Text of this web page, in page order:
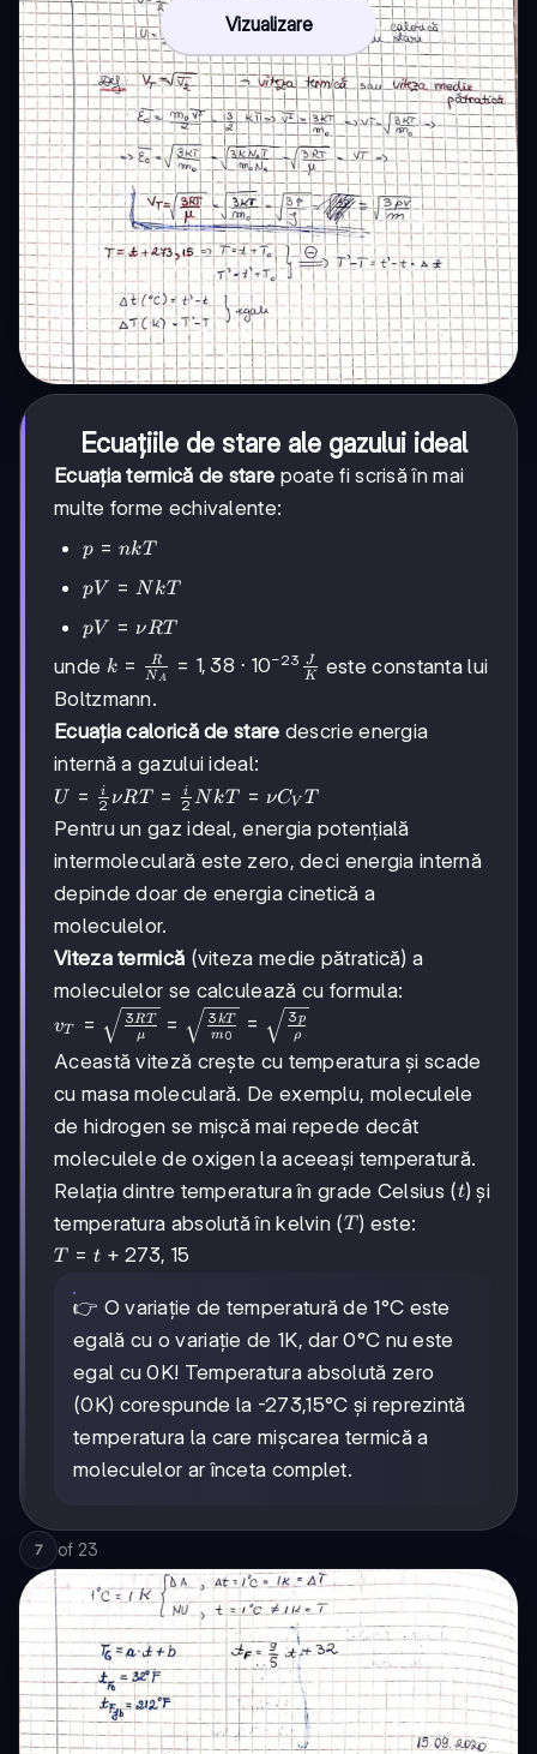
Vizualizare
Ecuațiile de stare ale gazului ideal
Ecuația termică de stare poate fi scrisă în mai
multe forme echivalente:
p =
p = nkT
pV
NkT
pV = N kT
pV
\nu
RT
pV = νRT
unde k =
\frac{R}
{N_A} =
1,38
\cdot
10^{-23}
\frac{J}
{K}
k = NA
R = 1, 38 ⋅ 10−23
K
J
este constanta lui
Boltzmann.
Ecuația calorică de stare descrie energia
internă a gazului ideal:
U =
\frac{i}
{2} \nu
RT =
\frac{i}
NkT =
\nu
C_V T
U = 2
i νRT = 2
i N kT = νCV T
Pentru un gaz ideal, energia potențială
intermoleculară este zero, deci energia internă
depinde doar de energia cinetică a
moleculelor.
Viteza termică (viteza medie pătratică) a
moleculelor se calculează cu formula:
v_T =
\sqrt{\frac{3RT}
{\mu}} =
\sqrt{\frac{3kT}
{m_0}} =
\sqrt{\frac{3p}
{\rho}}
vT = μ
3RT = m0
3kT = ρ
3p
Această viteză crește cu temperatura și scade
cu masa moleculară. De exemplu, moleculele
de hidrogen se mișcă mai repede decât
moleculele de oxigen la aceeași temperatură.
Relația dintre temperatura în grade Celsius (t
t) și
temperatura absolută în kelvin (T
T ) este:
T = t
273,15
T = t + 273, 15
👉 O variație de temperatură de 1°C este
egală cu o variație de 1K, dar 0°C nu este
egal cu 0K! Temperatura absolută zero
(0K) corespunde la -273,15°C și reprezintă
temperatura la care mișcarea termică a
moleculelor ar înceta complet.
7 of 23